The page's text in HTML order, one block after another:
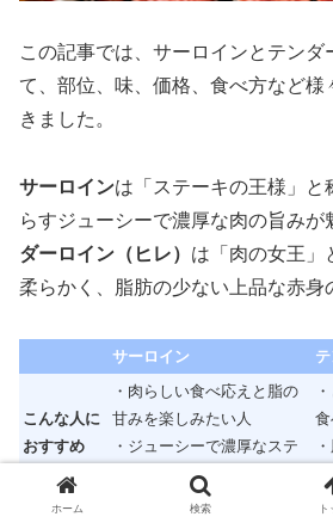
この記事では、サーロインとテンダ
て、部位、味、価格、食べ方など様
きました。
サーロインは「ステーキの王様」と
らすジューシーで濃厚な肉の旨みが
ダーロイン（ヒレ） は「肉の女王」
柔らかく、脂肪の少ない上品な赤身
サーロイン
こんな人に
おすすめ
・肉らしい食べ応えと脂の
甘みを楽しみたい人
・ジューシーで濃厚なステ
ーキが好きな人
食
ステーキの王様、霜降り、
ホーム 検索